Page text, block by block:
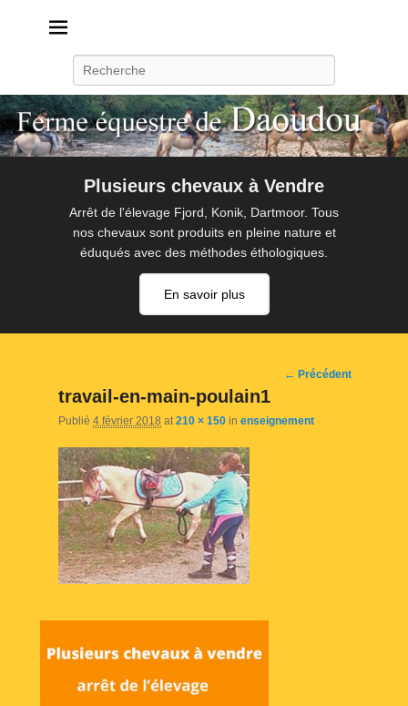
Plusieurs chevaux à Vendre
Arrêt de l'élevage Fjord, Konik, Dartmoor. Tous
nos chevaux sont produits en pleine nature et
éduqués avec des méthodes éthologiques.
En savoir plus
Navigation
← Précédent
travail-en-main-poulain1
Publié 4 février 2018 at 210 × 150 in enseignement